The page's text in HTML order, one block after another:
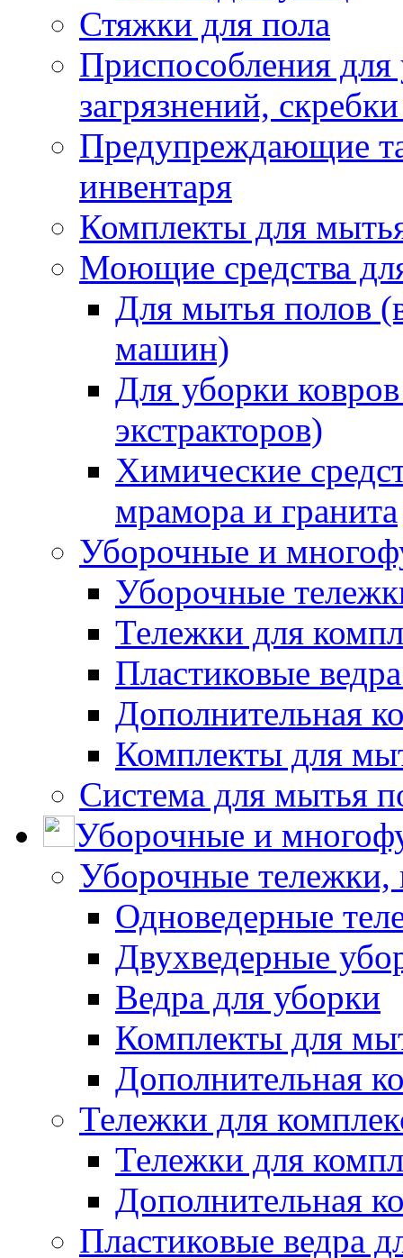
Стяжки для пола
Приспособления
загрязнений,
Предупреждающие
инвентаря
Комплекты для
Моющие средства
Для мытья полов
машин)
Для уборки
экстракторов)
Химические
мрамора и гранита
Уборочные и
Уборочные
Тележки для
Пластиковые
Дополнительная
Комплекты для
Система для мытья
Уборочные и
Уборочные тележки,
Одноведерные
Двухведерные
Ведра для уборки
Комплекты для
Дополнительная
Тележки для
Тележки для
Дополнительная
Пластиковые ведра